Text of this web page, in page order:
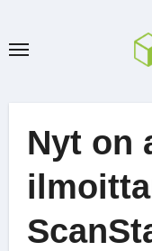
Nyt on